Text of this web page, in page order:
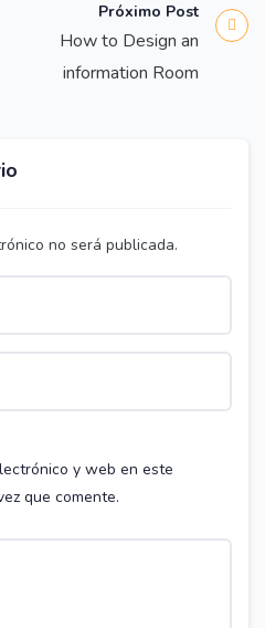
Próximo Post
How to Design an
information Room
no será publicada.
y web en este
que comente.